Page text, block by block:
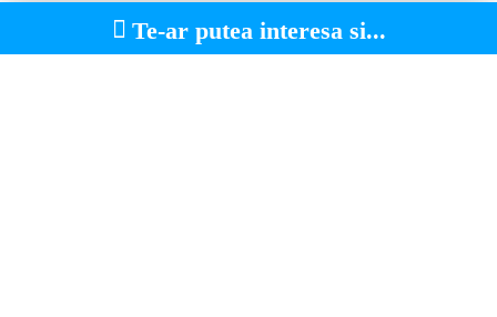
Te-ar putea interesa si...